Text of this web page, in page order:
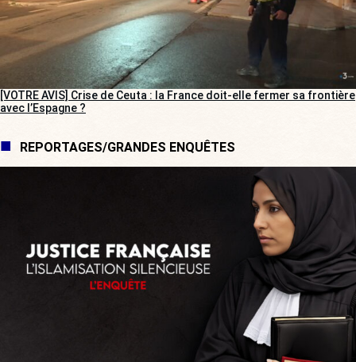
[VOTRE AVIS] Crise de Ceuta : la France doit-elle fermer sa frontière
avec l’Espagne ?
REPORTAGES/GRANDES ENQUÊTES